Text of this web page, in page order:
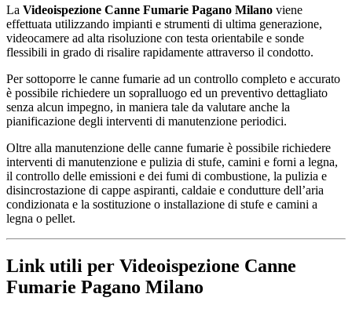
La Videoispezione Canne Fumarie Pagano Milano viene
effettuata utilizzando impianti e strumenti di ultima generazione,
videocamere ad alta risoluzione con testa orientabile e sonde
flessibili in grado di risalire rapidamente attraverso il condotto.
Per sottoporre le canne fumarie ad un controllo completo e accurato
è possibile richiedere un sopralluogo ed un preventivo dettagliato
senza alcun impegno, in maniera tale da valutare anche la
pianificazione degli interventi di manutenzione periodici.
Oltre alla manutenzione delle canne fumarie è possibile richiedere
interventi di manutenzione e pulizia di stufe, camini e forni a legna,
il controllo delle emissioni e dei fumi di combustione, la pulizia e
disincrostazione di cappe aspiranti, caldaie e condutture dell’aria
condizionata e la sostituzione o installazione di stufe e camini a
legna o pellet.
Link utili per Videoispezione Canne
Fumarie Pagano Milano